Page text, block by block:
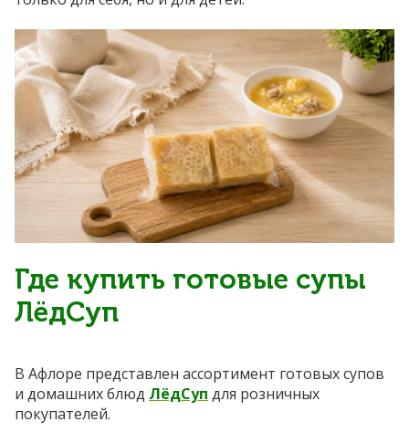
Где купить готовые супы
ЛёдСуп
В Афлоре представлен ассортимент готовых супов
и домашних блюд ЛёдСуп для розничных
покупателей.